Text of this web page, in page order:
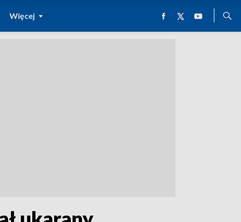
Więcej